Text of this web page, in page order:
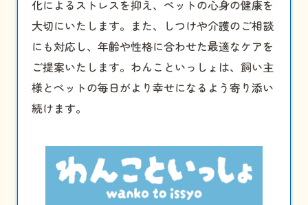
化によるストレスを抑え、ペットの心身の健康を
大切にいたします。また、しつけや介護のご相談
にも対応し、年齢や性格に合わせた最適なケアを
ご提案いたします。わんこといっしょは、飼い主
様とペットの毎日がより幸せになるよう寄り添い
続けます。